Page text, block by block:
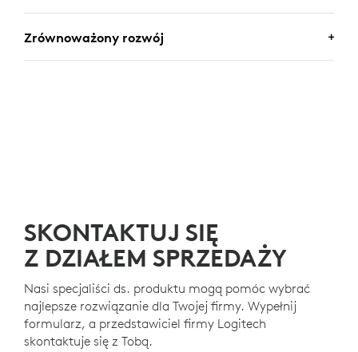
CERTYFIKAT BIZNESOWY
Zrównoważony rozwój
WYKONANE Z PLASTIKU
POCHODZĄCEGO Z RECYKLINGU
Plastikowe części klawiatury Signature Slim Wired
K620 for Business zawierają 66% certyfikowanego
plastiku pokonsumenckiego z recyklingu
SKONTAKTUJ SIĘ
Z DZIAŁEM SPRZEDAŻY
Nasi specjaliści ds. produktu mogą pomóc wybrać
najlepsze rozwiązanie dla Twojej firmy. Wypełnij
formularz, a przedstawiciel firmy Logitech
skontaktuje się z Tobą.